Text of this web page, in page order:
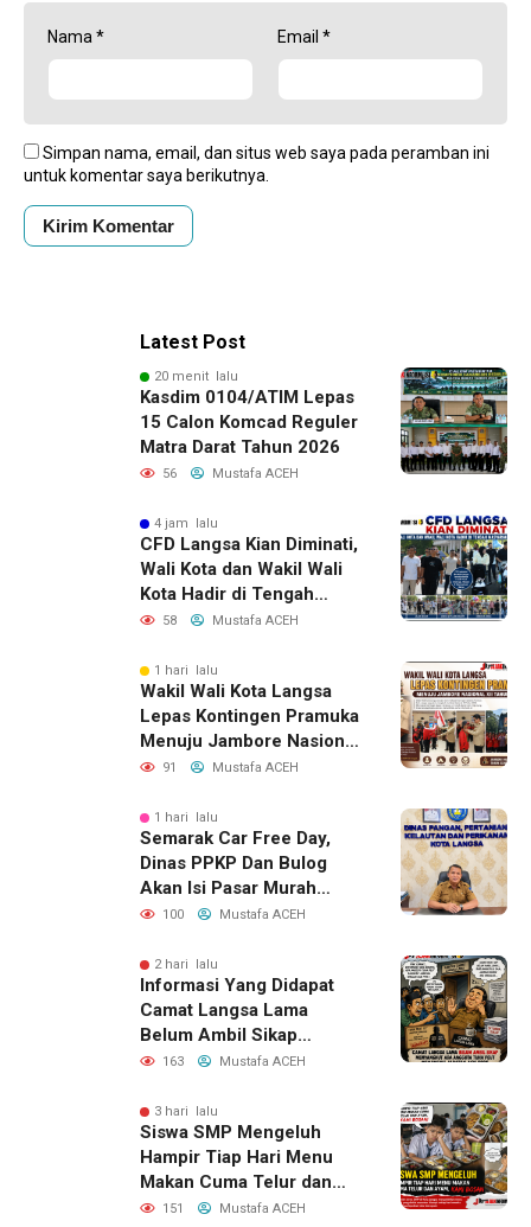
Nama* Email *
Simpan nama, email, dan situs web saya pada peramban ini
untuk komentar saya berikutnya.
Latest Post
20 menit lalu
Kasdim 0104/ATIM Lepas
15 Calon Komcad Reguler
Matra Darat Tahun 2026
56 Mustafa ACEH
4 jam lalu
CFD Langsa Kian Diminati,
Wali Kota dan Wakil Wali
Kota Hadir di Tengah
Masyarakat
58 Mustafa ACEH
1 hari lalu
Wakil Wali Kota Langsa
Lepas Kontingen Pramuka
Menuju Jambore Nasional
XII Tahun 2026
91 Mustafa ACEH
1 hari lalu
Semarak Car Free Day,
Dinas PPKP Dan Bulog
Akan Isi Pasar Murah
Pangan
100 Mustafa ACEH
2 hari lalu
Informasi Yang Didapat
Camat Langsa Lama
Belum Ambil Sikap
Menyangkut Ada Anggota
Jabatan ASN PPPK
163 Mustafa ACEH
3 hari lalu
Siswa SMP Mengeluh
Hampir Tiap Hari Menu
Makan Cuma Telur dan
Ayam, Kami Bosan
151 Mustafa ACEH